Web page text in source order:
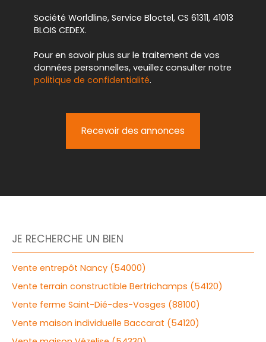
Société Worldline, Service Bloctel, CS 61311, 41013
BLOIS CEDEX.
Pour en savoir plus sur le traitement de vos
données personnelles, veuillez consulter notre
politique de confidentialité.
Recevoir des annonces
JE RECHERCHE UN BIEN
Vente entrepôt Nancy (54000)
Vente terrain constructible Bertrichamps (54120)
Vente ferme Saint-Dié-des-Vosges (88100)
Vente maison individuelle Baccarat (54120)